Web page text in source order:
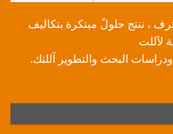
، ننتج حلولً مبتكرة بتكاليف
لآللت
البحث والتطوير آللتك.